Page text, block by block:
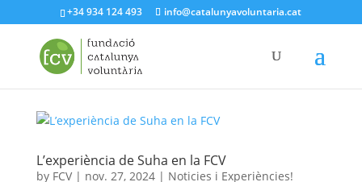
+34 934 124 493 info@catalunyavoluntaria.cat
L’experiència de Suha en la FCV
by FCV| nov. 27, 2024| Noticies i Experiències!